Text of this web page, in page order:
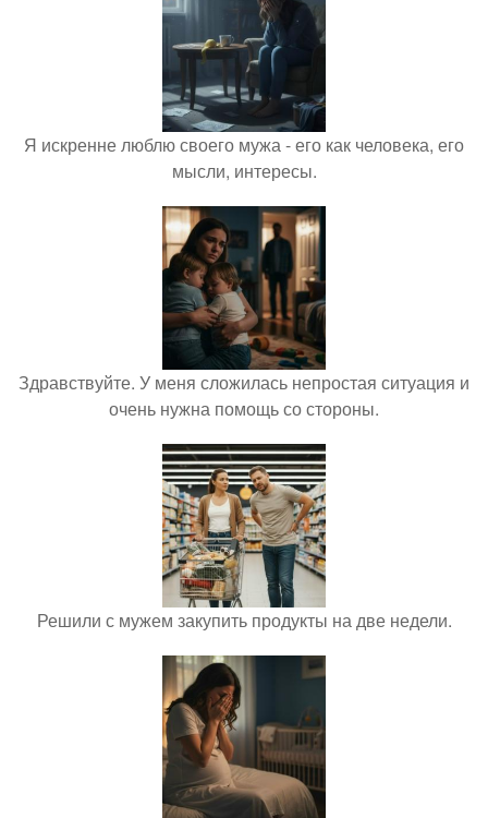
Я искренне люблю своего мужа - его как человека, его
мысли, интересы.
Здравствуйте. У меня сложилась непростая ситуация и
очень нужна помощь со стороны.
Решили с мужем закупить продукты на две недели.